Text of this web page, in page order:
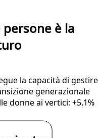
è la
la capacità di gestire
generazionale
donne ai vertici: +5,1%